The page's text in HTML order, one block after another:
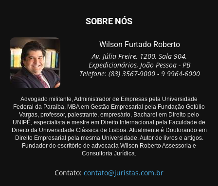
SOBRE NÓS
Wilson Furtado Roberto
Av. Júlia Freire, 1200, Sala 904,
Expedicionários, João Pessoa - PB
Telefone: (83) 3567-9000 - 9 9964-6000
Advogado militante, Administrador de Empresas pela Universidade
Federal da Paraíba, MBA em Gestão Empresarial pela Fundação Getúlio
Vargas, professor, palestrante, empresário, Bacharel em Direito pelo
UNIPÊ, especialista e mestre em Direito Internacional pela Faculdade de
Direito da Universidade Clássica de Lisboa. Atualmente é Doutorando em
Direito Empresarial pela mesma Universidade. Autor de livros e artigos.
Fundador do escritório de advocacia Wilson Roberto Assessoria e
Consultoria Jurídica.
Contato: contato@juristas.com.br